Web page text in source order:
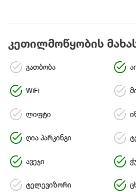
კეთილმოწყობის
გათბობა
WiFi
ლიფტი
ღია პარკინგი
ავეჯი
ტელევიზორი